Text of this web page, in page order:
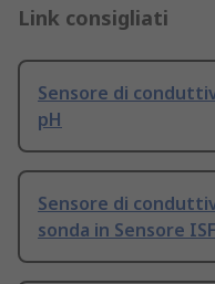
Link consigliati
Sensore di
pH
Sensore di
sonda in Sensore